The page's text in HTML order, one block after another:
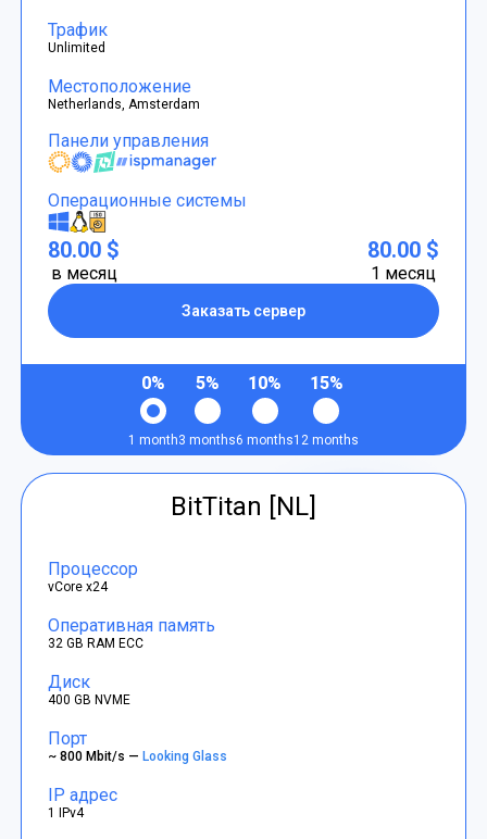
Трафик
Unlimited
Местоположение
Netherlands, Amsterdam
Панели управления
Операционные системы
80.00 $
в месяц
Заказать сервер
80.00 $
1 месяц
0%
1 month
5%
3 months
10%
6 months
15%
12 months
BitTitan [NL]
Процессор
vCore x24
Оперативная память
32 GB RAM ECC
Диск
400 GB NVME
Порт
~ 800 Mbit/s —Looking Glass
IP адрес
1 IPv4